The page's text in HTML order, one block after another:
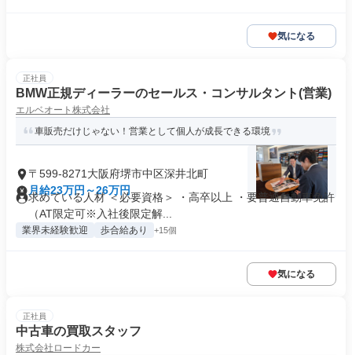
気になる
正社員
BMW正規ディーラーのセールス・コンサルタント(営業)
エルベオート株式会社
車販売だけじゃない！営業として個人が成長できる環境
〒599-8271大阪府堺市中区深井北町
月給23万円～26万円
求めている人材 ＜必要資格＞ ・高卒以上 ・要普通自動車免許
（AT限定可※入社後限定解...
業界未経験歓迎 歩合給あり +15個
気になる
正社員
中古車の買取スタッフ
株式会社ロードカー